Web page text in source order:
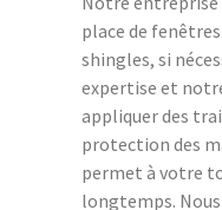
place de
shingles, si
expertise et
appliquer des
protection des
permet à votre
longtemps.